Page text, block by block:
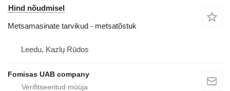
Hind nõudmisel
Metsamasinate tarvikud - metsatõstuk
Leedu, Kazlų Rūdos
Fomisas UAB company